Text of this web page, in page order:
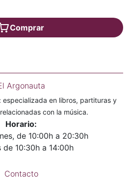
Comprar
Argonauta
especializada en libros, partituras y
con la música.
Horario:
de 10:00h a 20:30h
de 10:30h a 14:00h
Contacto